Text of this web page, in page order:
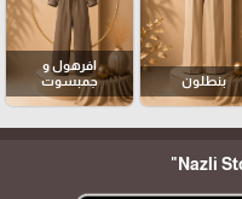
بنطلون
افرهول و
جمبسوت